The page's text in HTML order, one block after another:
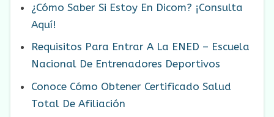
¿Cómo Saber Si Estoy En Dicom? ¡Consulta
Aquí!
Requisitos Para Entrar A La ENED – Escuela
Nacional De Entrenadores Deportivos
Conoce Cómo Obtener Certificado Salud
Total De Afiliación